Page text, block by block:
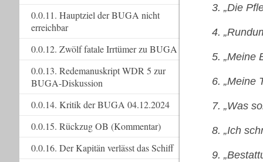
3. „Die
4.
5. „Meine
6. „Meine
7. „Was
8. „Ich
9.
0.0.11. Hauptziel der BUGA nicht
erreichbar
0.0.12. Zwölf fatale Irrtümer zu BUGA
0.0.13. Redemanuskript WDR 5 zur
BUGA-Diskussion
0.0.14. Kritik der BUGA 04.12.2024
0.0.15. Rückzug OB (Kommentar)
0.0.16. Der Kapitän verlässt das Schiff